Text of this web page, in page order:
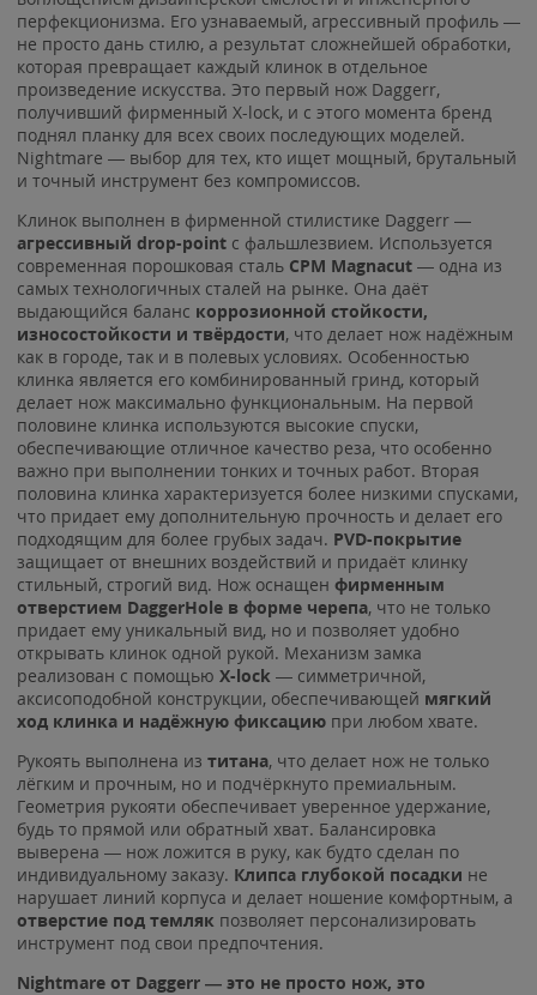
перфекционизма. Его узнаваемый, агрессивный профиль —
не просто дань стилю, а результат сложнейшей обработки,
которая превращает каждый клинок в отдельное
произведение искусства. Это первый нож Daggerr,
получивший фирменный X-lock, и с этого момента бренд
поднял планку для всех своих последующих моделей.
Nightmare — выбор для тех, кто ищет мощный, брутальный
и точный инструмент без компромиссов.
Клинок выполнен в фирменной стилистике Daggerr —
агрессивный drop-point с фальшлезвием. Используется
современная порошковая сталь CPM Magnacut — одна из
самых технологичных сталей на рынке. Она даёт
выдающийся баланс коррозионной стойкости,
износостойкости и твёрдости, что делает нож надёжным
как в городе, так и в полевых условиях. Особенностью
клинка является его комбинированный гринд, который
делает нож максимально функциональным. На первой
половине клинка используются высокие спуски,
обеспечивающие отличное качество реза, что особенно
важно при выполнении тонких и точных работ. Вторая
половина клинка характеризуется более низкими спусками,
что придает ему дополнительную прочность и делает его
подходящим для более грубых задач. PVD-покрытие
защищает от внешних воздействий и придаёт клинку
стильный, строгий вид. Нож оснащен фирменным
отверстием DaggerHole в форме черепа, что не только
придает ему уникальный вид, но и позволяет удобно
открывать клинок одной рукой. Механизм замка
реализован с помощью X-lock — симметричной,
аксисоподобной конструкции, обеспечивающей мягкий
ход клинка и надёжную фиксацию при любом хвате.
Рукоять выполнена из титана, что делает нож не только
лёгким и прочным, но и подчёркнуто премиальным.
Геометрия рукояти обеспечивает уверенное удержание,
будь то прямой или обратный хват. Балансировка
выверена — нож ложится в руку, как будто сделан по
индивидуальному заказу. Клипса глубокой посадки не
нарушает линий корпуса и делает ношение комфортным, а
отверстие под темляк позволяет персонализировать
инструмент под свои предпочтения.
Nightmare от Daggerr — это не просто нож, это